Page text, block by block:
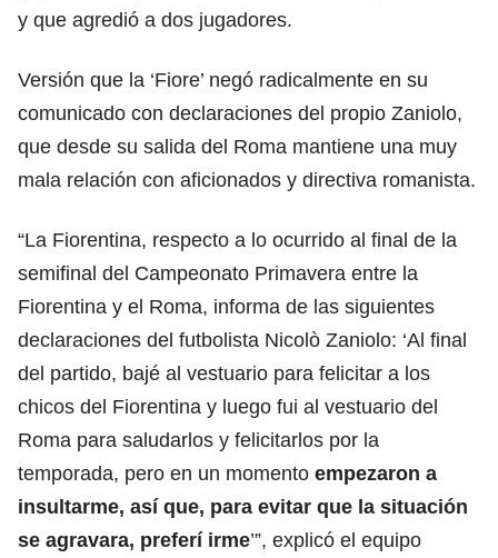
y que agredió a dos jugadores.
Versión que la ‘Fiore’ negó radicalmente en su
comunicado con declaraciones del propio Zaniolo,
que desde su salida del Roma mantiene una muy
mala relación con aficionados y directiva romanista.
“La Fiorentina, respecto a lo ocurrido al final de la
semifinal del Campeonato Primavera entre la
Fiorentina y el Roma, informa de las siguientes
declaraciones del futbolista Nicolò Zaniolo: ‘Al final
del partido, bajé al vestuario para felicitar a los
chicos del Fiorentina y luego fui al vestuario del
Roma para saludarlos y felicitarlos por la
temporada, pero en un momento empezaron a
insultarme, así que, para evitar que la situación
se agravara, preferí irme’”, explicó el equipo